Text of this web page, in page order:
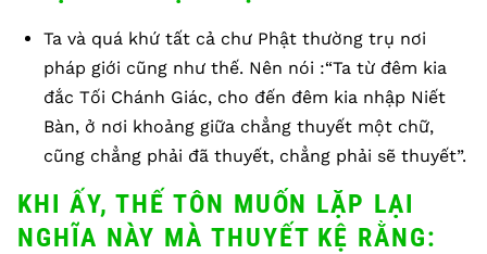
Ta và quá khứ tất cả chư Phật thường trụ nơi
pháp giới cũng như thế. Nên nói :“Ta từ đêm kia
đắc Tối Chánh Giác, cho đến đêm kia nhập Niết
Bàn, ở nơi khoảng giữa chẳng thuyết một chữ,
cũng chẳng phải đã thuyết, chẳng phải sẽ thuyết”.
KHI ẤY, THẾ TÔN MUỐN LẶP LẠI
NGHĨA NÀY MÀ THUYẾT KỆ RẰNG: